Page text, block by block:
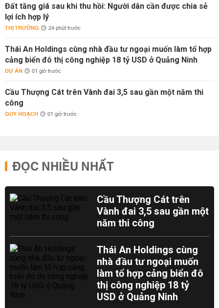
Đất tăng giá sau khi thu hồi: Người dân cần được chia sẻ
lợi ích hợp lý
THỊ TRƯỜNG 24 phút trước
Thái An Holdings cùng nhà đầu tư ngoại muốn làm tổ hợp
cảng biển đô thị công nghiệp 18 tỷ USD ở Quảng Ninh
DỰ ÁN 01 giờ trước
Cầu Thượng Cát trên Vành đai 3,5 sau gần một năm thi
công
QUY HOẠCH 01 giờ trước
ĐỌC NHIỀU NHẤT
Cầu Thượng Cát trên
Vành đai 3,5 sau gần một
năm thi công
Thái An Holdings cùng
nhà đầu tư ngoại muốn
làm tổ hợp cảng biển đô
thị công nghiệp 18 tỷ
USD ở Quảng Ninh